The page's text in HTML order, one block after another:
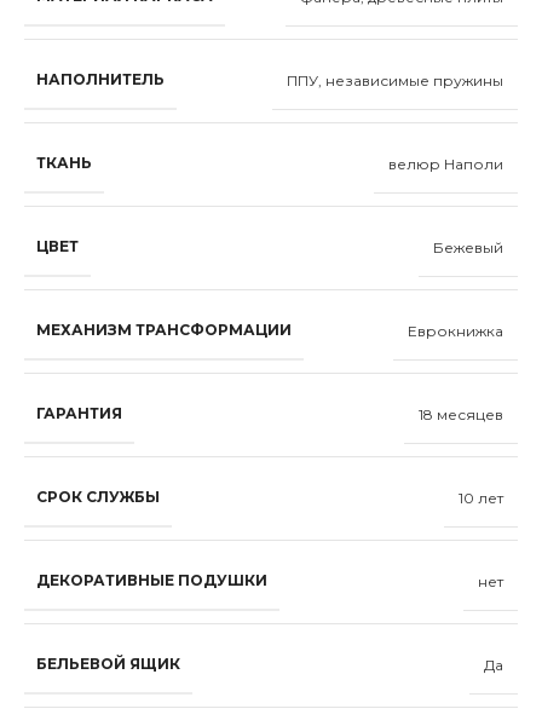
НАПОЛНИТЕЛЬ ППУ, независимые пружины
ТКАНЬ велюр Наполи
ЦВЕТ Бежевый
МЕХАНИЗМ ТРАНСФОРМАЦИИ Еврокнижка
ГАРАНТИЯ 18 месяцев
СРОК СЛУЖБЫ 10 лет
ДЕКОРАТИВНЫЕ ПОДУШКИ нет
БЕЛЬЕВОЙ ЯЩИК Да